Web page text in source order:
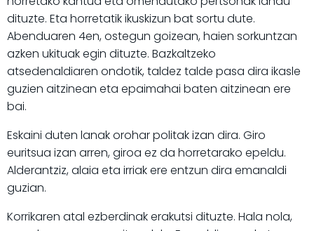
dituzte. Eta horretatik ikuskizun bat sortu dute.
Abenduaren 4en, ostegun goizean, haien sorkuntzan
azken ukituak egin dituzte. Bazkaltzeko
atsedenaldiaren ondotik, taldez talde pasa dira ikasle
guzien aitzinean eta epaimahai baten aitzinean ere
bai.
Eskaini duten lanak orohar politak izan dira. Giro
euritsua izan arren, giroa ez da horretarako epeldu.
Alderantziz, alaia eta irriak ere entzun dira emanaldi
guzian.
Korrikaren atal ezberdinak erakutsi dituzte. Hala nola,